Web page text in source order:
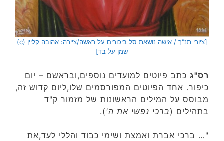
[ציורי תנ"ך / אישה נושאת סל ביכורים על ראשה/ציירה: אהובה קליין (c)
שמן על בד]
רס"ג כתב פיוטים למועדים נוספים,ובראשם – יום
כיפור. אחד הפיוטים המפורסמים שלו,ליום קדוש זה,
מבוסס על המילים הראשונות של מזמור ק"ד
בתהילים (ברכי נפשי את ה').
"… ברכי אברת ואמצת ושימי כבוד והללי לעד,את